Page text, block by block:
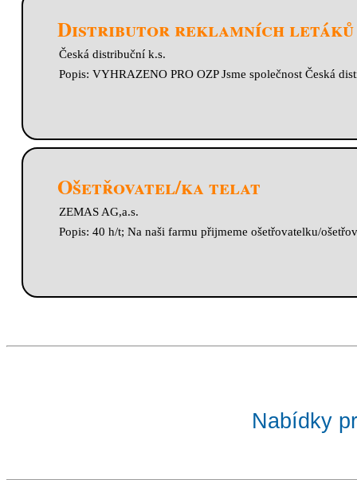
Distributor reklamních letáků
Česká distribuční k.s.
Popis: VYHRAZENO PRO OZP Jsme společnost Česká
Ošetřovatel/ka telat
ZEMAS AG,a.s.
Popis: 40 h/t; Na naši farmu přijmeme ošetřovatelku/
Nabídky